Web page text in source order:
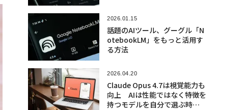
2026.01.15
話題のAIツール、グーグル「N
otebookLM」をもっと活用す
る方法
2026.04.20
Claude Opus 4.7は視覚能力も
向上 AIは性能ではなく特徴を
持つモデルを自分で選ぶ時代